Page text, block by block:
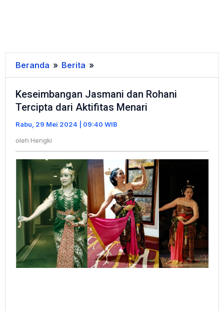
Beranda » Berita »
Jasmani
dan
Rohani
Tercipta
Aktifitas
Menari
Keseimbangan Jasmani dan Rohani
Tercipta dari Aktifitas Menari
Rabu, 29 Mei 2024 | 09:40 WIB
oleh Hengki